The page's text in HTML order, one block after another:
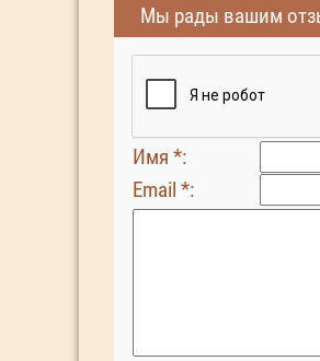
Мы рады вашим
Имя *:
Email *: